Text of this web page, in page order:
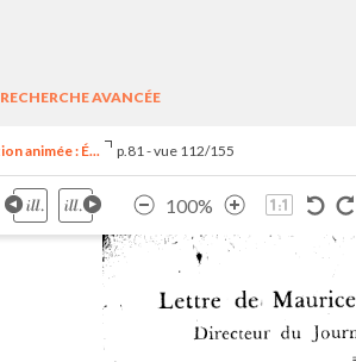
RECHERCHE AVANCÉE
animée : É... p.81 - vue 112/155
100%